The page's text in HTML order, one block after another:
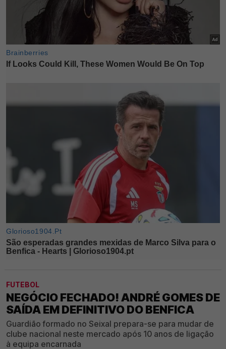
FUTEBOL
NEGÓCIO FECHADO! ANDRÉ GOMES DE
SAÍDA EM DEFINITIVO DO BENFICA
Guardião formado no Seixal prepara-se para mudar de
clube nacional neste mercado após 10 anos de ligação
à equipa encarnada